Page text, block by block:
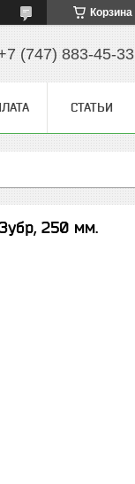
Корзина
(747) 883-45-33
СТАТЬИ
250 мм.